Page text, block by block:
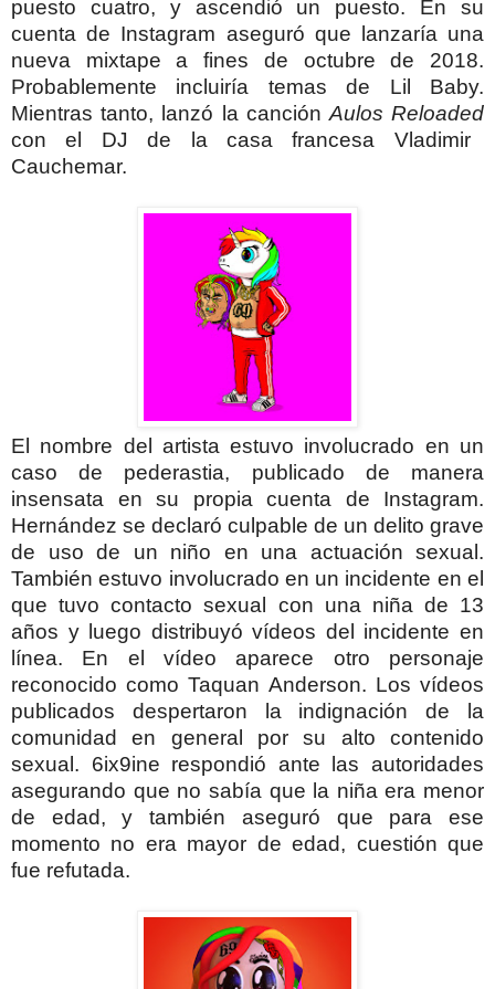
puesto cuatro, y ascendió un puesto. En su
cuenta de Instagram aseguró que lanzaría una
nueva mixtape a fines de octubre de 2018.
Probablemente incluiría temas de Lil Baby.
Mientras tanto, lanzó la canción Aulos Reloaded
con el DJ de la casa francesa Vladimir
Cauchemar.
El nombre del artista estuvo involucrado en un
caso de pederastia, publicado de manera
insensata en su propia cuenta de Instagram.
Hernández se declaró culpable de un delito grave
de uso de un niño en una actuación sexual.
También estuvo involucrado en un incidente en el
que tuvo contacto sexual con una niña de 13
años y luego distribuyó vídeos del incidente en
línea. En el vídeo aparece otro personaje
reconocido como Taquan Anderson. Los vídeos
publicados despertaron la indignación de la
comunidad en general por su alto contenido
sexual. 6ix9ine respondió ante las autoridades
asegurando que no sabía que la niña era menor
de edad, y también aseguró que para ese
momento no era mayor de edad, cuestión que
fue refutada.